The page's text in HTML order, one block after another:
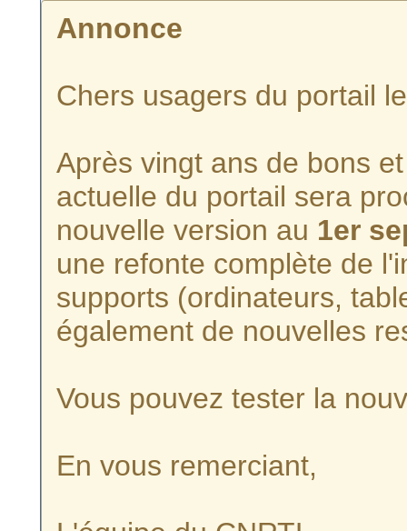
Annonce
Chers usagers du portail
Après vingt ans de bons
actuelle du portail sera
nouvelle version au 1er
une refonte complète de
supports (ordinateurs,
également de nouvelles
Vous pouvez tester la
En vous remerciant,